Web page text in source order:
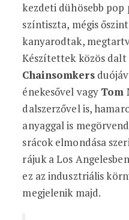
kezdeti dühösebb
színtiszta, mégis
kanyarodtak,
Készítettek közös dalt
Chainsomkers
énekesővel vagy Tom
dalszerzővel is,
anyaggal is
srácok elmondása
rájuk a Los
ez az indusztriális
megjelenik majd.